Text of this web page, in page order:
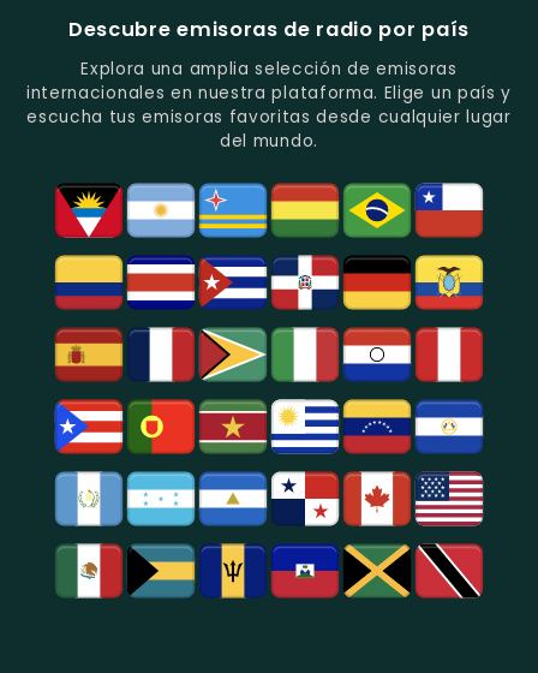
Música
Del
Recuerdo
En
Quito.
Estación
De
Los
Deportes
En
Guayaquil.
Populares
Y
Folclore
En
Azogues.
Descubre emisoras de radio por país
Explora una amplia selección de emisoras
internacionales en nuestra plataforma. Elige un país y
escucha tus emisoras favoritas desde cualquier lugar
del mundo.